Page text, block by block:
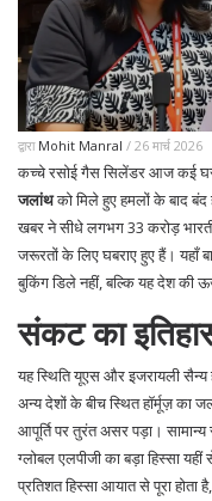
द्वारा Mohit Manral / 26 मार्च 2026
कच्चे रसोई गैस सिलेंडर आज कई
जलांथको मिले हुए हमलों के बाद बंद
खबर ने सीधे लगभग 33 करोड़
जरूरतों के लिए घबराए हुए हैं। यहाँ
बुकिंग डिले नहीं, बल्कि यह देश की
संकट का
यह स्थितियूएस और इजरायली
अन्य देशों के बीच स्थित हॉर्मूज़
आपूर्ति पर तुरंत असर पड़ा।
ग्लोबल एलपीजी का बड़ा हिस्सा
प्रतिशत हिस्सा आयात से पूरा